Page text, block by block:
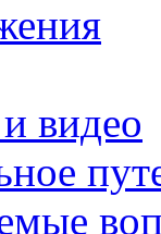
видео